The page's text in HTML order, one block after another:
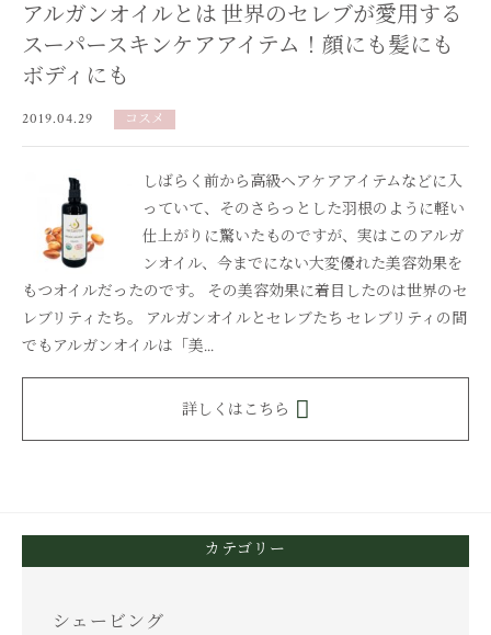
アルガンオイルとは 世界のセレブが愛用する
スーパースキンケアアイテム！顔にも髪にも
ボディにも
2019.04.29 コスメ
しばらく前から高級ヘアケアアイテムなどに入
っていて、そのさらっとした羽根のように軽い
仕上がりに驚いたものですが、実はこのアルガ
ンオイル、今までにない大変優れた美容効果を
もつオイルだったのです。 その美容効果に着目したのは世界のセ
レブリティたち。 アルガンオイルとセレブたち セレブリティの間
でもアルガンオイルは「美...
詳しくはこちら
カテゴリー
シェービング